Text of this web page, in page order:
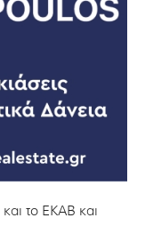
το ΕΚΑΒ και